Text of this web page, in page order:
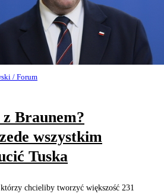
/ Forum
Braunem?
wszystkim
Tuska
chcieliby tworzyć większość 231